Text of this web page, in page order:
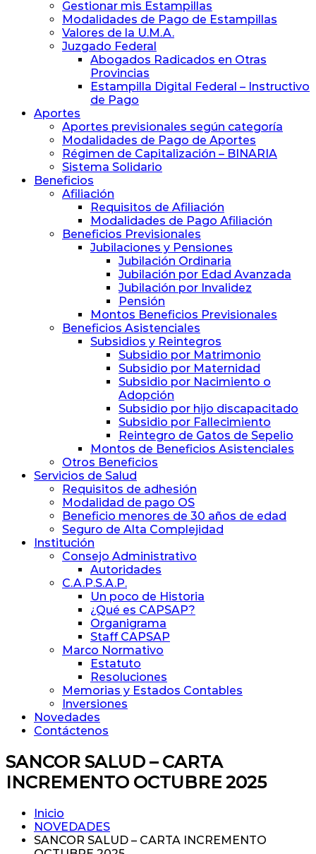
Previsión
Procuradores
Gestionar mis Estampillas
Modalidades de Pago de Estampillas
Valores de la U.M.A.
Juzgado Federal
Abogados Radicados en Otras
Provincias
Estampilla Digital Federal – Instructivo
de Pago
Aportes
Aportes previsionales según categoría
Modalidades de Pago de Aportes
Régimen de Capitalización – BINARIA
Sistema Solidario
Beneficios
Afiliación
Requisitos de Afiliación
Modalidades de Pago Afiliación
Beneficios Previsionales
Jubilaciones y Pensiones
Jubilación Ordinaria
Jubilación por Edad Avanzada
Jubilación por Invalidez
Pensión
Montos Beneficios Previsionales
Beneficios Asistenciales
Subsidios y Reintegros
Subsidio por Matrimonio
Subsidio por Maternidad
Subsidio por Nacimiento o
Adopción
Subsidio por hijo discapacitado
Subsidio por Fallecimiento
Reintegro de Gatos de Sepelio
Montos de Beneficios Asistenciales
Otros Beneficios
Servicios de Salud
Requisitos de adhesión
Modalidad de pago OS
Beneficio menores de 30 años de edad
Seguro de Alta Complejidad
Institución
Consejo Administrativo
Autoridades
C.A.P.S.A.P.
Un poco de Historia
¿Qué es CAPSAP?
Organigrama
Staff CAPSAP
Marco Normativo
Estatuto
Resoluciones
Memorias y Estados Contables
Inversiones
Novedades
Contáctenos
SANCOR SALUD – CARTA
INCREMENTO OCTUBRE 2025
Inicio
NOVEDADES
SANCOR SALUD – CARTA INCREMENTO